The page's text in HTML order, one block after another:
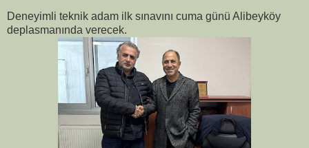
Deneyimli teknik adam ilk sınavını cuma günü Alibeyköy
deplasmanında verecek.